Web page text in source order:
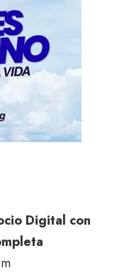
Digital con